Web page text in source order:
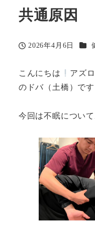
共通原因
投稿日
2026年4月6日 カテ
こんにちは
アズ
のドバ（土橋）です
今回は不眠について